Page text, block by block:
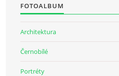
FOTOALBUM
Architektura
Černobílé
Portréty